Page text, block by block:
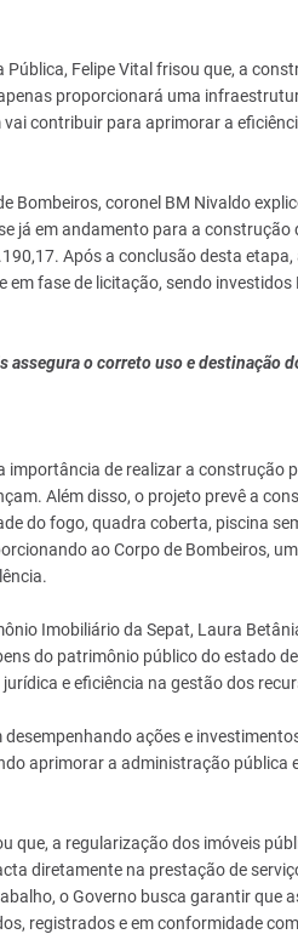
Pública, Felipe Vital frisou que, a
proporcionará uma
contribuir para aprimorar a
Bombeiros, coronel BM Nivaldo
já em andamento para a construção
Após a conclusão desta
em fase de licitação, sendo
assegura o correto uso e destinação
importância de realizar a construção
Além disso, o projeto prevê a
do fogo, quadra coberta, piscina
ao Corpo de Bombeiros,
Imobiliário da Sepat, Laura
do patrimônio público do estado
e eficiência na gestão dos
desempenhando ações e
aprimorar a administração pública
que, a regularização dos imóveis
diretamente na prestação de
o Governo busca garantir que
registrados e em conformidade